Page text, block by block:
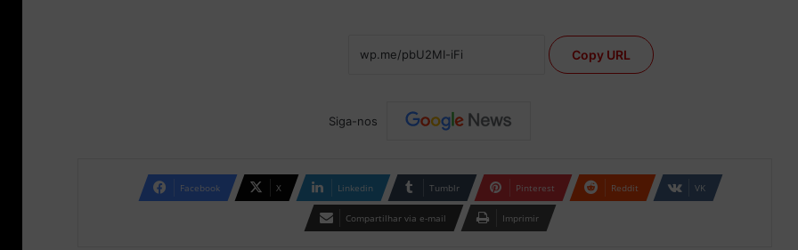
Copy URL
Siga-nos
Facebook X Linkedin Tumblr Pinterest Reddit VK
Compartilhar via e-mail Imprimir